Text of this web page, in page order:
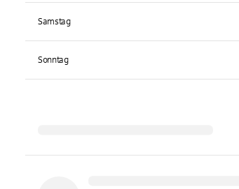
Samstag
Sonntag